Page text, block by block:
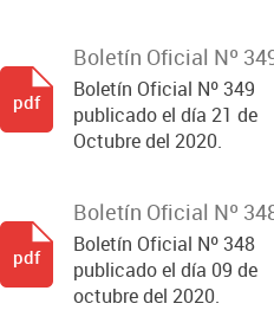
Boletín Oficial Nº
Boletín Oficial Nº 349
publicado el día 21 de
Octubre del 2020.
pdf
Boletín Oficial Nº
Boletín Oficial Nº 348
publicado el día 09 de
octubre del 2020.
pdf